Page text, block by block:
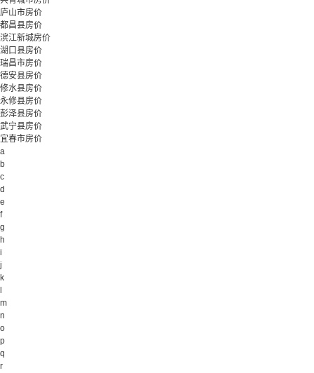
庐山市房价
都昌县房价
滨江新城房价
湖口县房价
瑞昌市房价
德安县房价
修水县房价
永修县房价
彭泽县房价
武宁县房价
宜春市房价
a
b
c
d
e
f
g
h
i
j
k
m
n
o
p
q
r